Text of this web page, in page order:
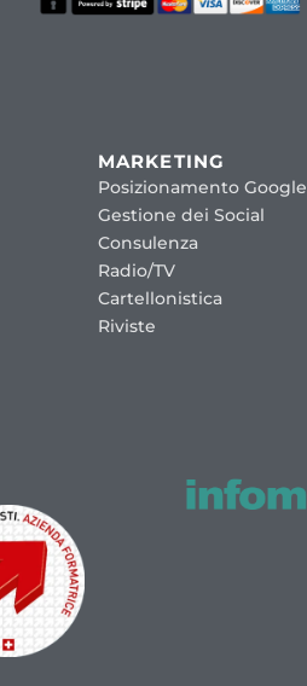
MARKETING
Posizionamento Google
Gestione dei Social
Consulenza
Radio/TV
Cartellonistica
Riviste